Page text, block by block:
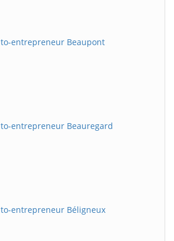
entrepreneur Beaupont
entrepreneur Beauregard
entrepreneur Béligneux